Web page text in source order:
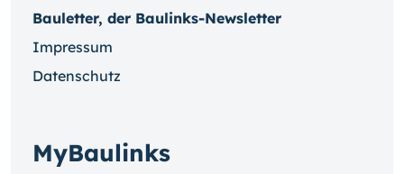
Bauletter, der Baulinks-Newsletter
Impressum
Datenschutz
MyBaulinks